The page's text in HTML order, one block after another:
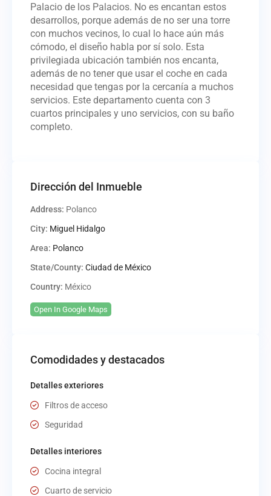
Palacio de los Palacios. No es encantan estos
desarrollos, porque además de no ser una torre
con muchos vecinos, lo cual lo hace aún más
cómodo, el diseño habla por sí solo. Esta
privilegiada ubicación también nos encanta,
además de no tener que usar el coche en cada
necesidad que tengas por la cercanía a muchos
servicios. Este departamento cuenta con 3
cuartos principales y uno servicios, con su baño
completo.
Dirección del Inmueble
Address: Polanco
City: Miguel Hidalgo
Area: Polanco
State/County: Ciudad de México
Country: México
Open In Google Maps
Comodidades y destacados
Detalles exteriores
Filtros de acceso
Seguridad
Detalles interiores
Cocina integral
Cuarto de servicio